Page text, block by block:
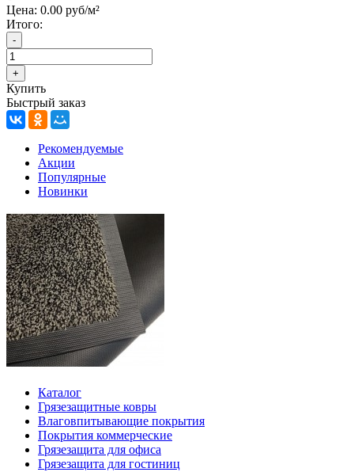
Цена: 0.00 руб/м²
Итого:
Купить
Быстрый заказ
Рекомендуемые
Акции
Популярные
Новинки
Каталог
Грязезащитные ковры
Влаговпитывающие покрытия
Покрытия коммерческие
Грязезащита для офиса
Грязезащита для гостиниц